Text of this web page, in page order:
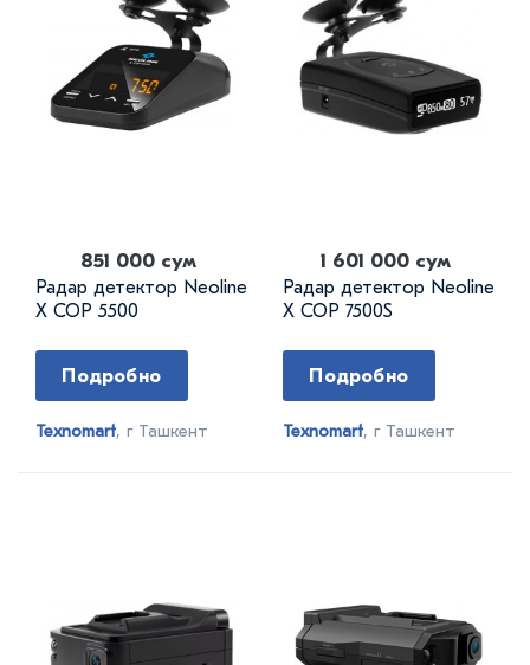
851 000 сум
Радар детектор Neoline
X COP 5500
Подробно
Texnomart, г Ташкент
1 601 000 сум
Радар детектор Neoline
X COP 7500S
Подробно
Texnomart, г Ташкент